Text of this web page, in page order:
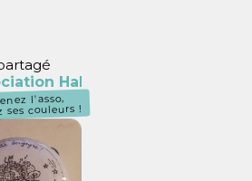
Habitants Butte Bergeyre
l'asso,
ses couleurs !